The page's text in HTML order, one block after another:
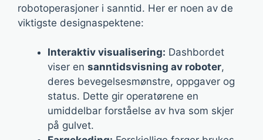
robotoperasjoner i sanntid. Her er noen av de
viktigste designaspektene:
Interaktiv visualisering: Dashbordet
viser en sanntidsvisning av roboter,
deres bevegelsesmønstre, oppgaver og
status. Dette gir operatørene en
umiddelbar forståelse av hva som skjer
på gulvet.